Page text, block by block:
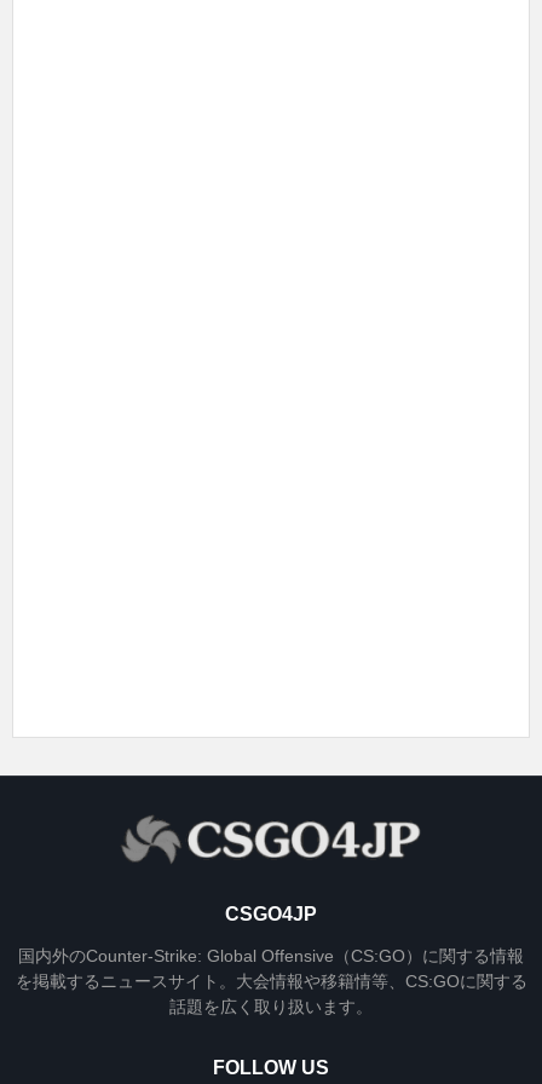
CSGO4JP
国内外のCounter-Strike: Global Offensive（CS:GO）に関する情報
を掲載するニュースサイト。大会情報や移籍情等、CS:GOに関する
話題を広く取り扱います。
FOLLOW US